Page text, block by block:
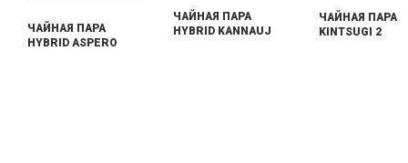
ЧАЙНАЯ ПАРА
HYBRID ASPERO
ЧАЙНАЯ ПАРА
HYBRID KANNAUJ
ЧАЙНАЯ ПАРА
KINTSUGI 2